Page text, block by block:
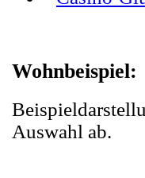
Wohnbeispiel:
Auswahl ab.